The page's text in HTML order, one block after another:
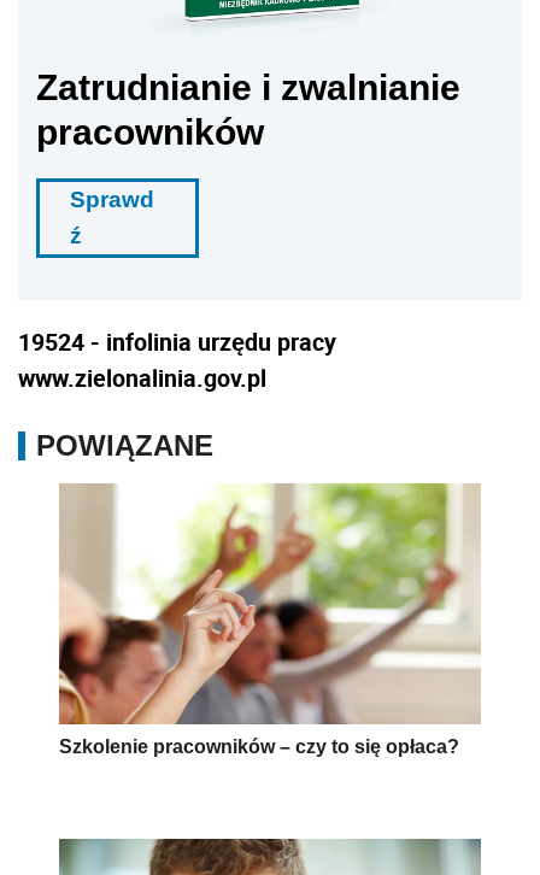
Zatrudnianie i zwalnianie
pracowników
Sprawd
ź
19524 - infolinia urzędu pracy
www.zielonalinia.gov.pl
POWIĄZANE
Szkolenie pracowników – czy to się opłaca?